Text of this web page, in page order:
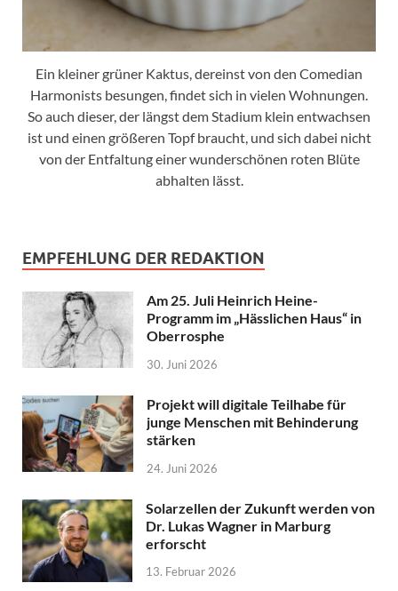
Ein kleiner grüner Kaktus, dereinst von den Comedian
Harmonists besungen, findet sich in vielen Wohnungen.
So auch dieser, der längst dem Stadium klein entwachsen
ist und einen größeren Topf braucht, und sich dabei nicht
von der Entfaltung einer wunderschönen roten Blüte
abhalten lässt.
EMPFEHLUNG DER REDAKTION
Am 25. Juli Heinrich Heine-
Programm im „Hässlichen Haus“ in
Oberrosphe
30. Juni 2026
Projekt will digitale Teilhabe für
junge Menschen mit Behinderung
stärken
24. Juni 2026
Solarzellen der Zukunft werden von
Dr. Lukas Wagner in Marburg
erforscht
13. Februar 2026